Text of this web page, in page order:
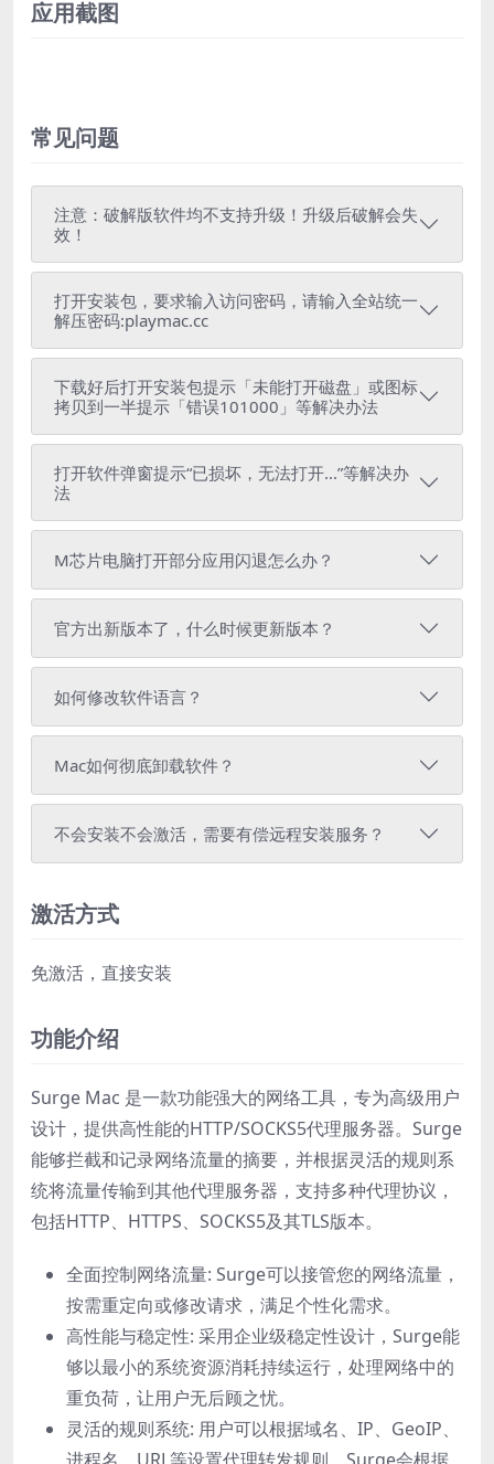
应用截图
常见问题
注意：破解版软件均不支持升级！升级后破解会失
效！
打开安装包，要求输入访问密码，请输入全站统一
解压密码:playmac.cc
下载好后打开安装包提示「未能打开磁盘」或图标
拷贝到一半提示「错误101000」等解决办法
打开软件弹窗提示“已损坏，无法打开...”等解决办
法
M芯片电脑打开部分应用闪退怎么办？
官方出新版本了，什么时候更新版本？
如何修改软件语言？
Mac如何彻底卸载软件？
不会安装不会激活，需要有偿远程安装服务？
激活方式
免激活，直接安装
功能介绍
Surge Mac 是一款功能强大的网络工具，专为高级用户
设计，提供高性能的HTTP/SOCKS5代理服务器。Surge
能够拦截和记录网络流量的摘要，并根据灵活的规则系
统将流量传输到其他代理服务器，支持多种代理协议，
包括HTTP、HTTPS、SOCKS5及其TLS版本。
全面控制网络流量: Surge可以接管您的网络流量，
按需重定向或修改请求，满足个性化需求。
高性能与稳定性: 采用企业级稳定性设计，Surge能
够以最小的系统资源消耗持续运行，处理网络中的
重负荷，让用户无后顾之忧。
灵活的规则系统: 用户可以根据域名、IP、GeoIP、